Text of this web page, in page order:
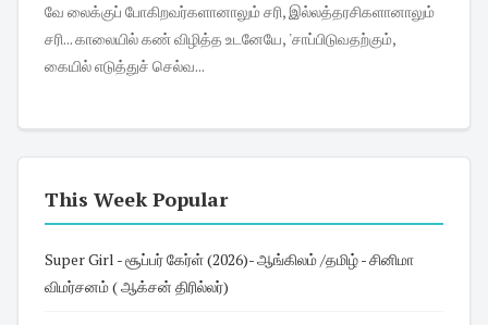
வே லைக்குப் போகிறவர்களானாலும் சரி, இல்லத்தரசிகளானாலும்
சரி... காலையில் கண் விழித்த உடனேயே, 'சாப்பிடுவதற்கும்,
கையில் எடுத்துச் செல்வ...
This Week Popular
Super Girl - சூப்பர் கேர்ள் (2026)- ஆங்கிலம் /தமிழ் - சினிமா
விமர்சனம் ( ஆக்சன் திரில்லர்)